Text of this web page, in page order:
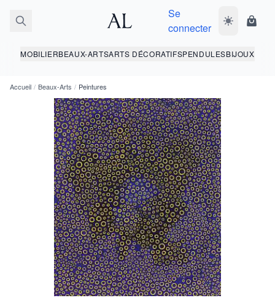
Se
connecter
Basculer le
MOBILIERBEAUX-ARTSARTS DÉCORATIFSPENDULESBIJOUX
Accueil / Beaux-Arts / Peintures